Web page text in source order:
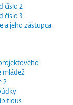
číslo 2
číslo 3
a jeho zástupca
mládež
2